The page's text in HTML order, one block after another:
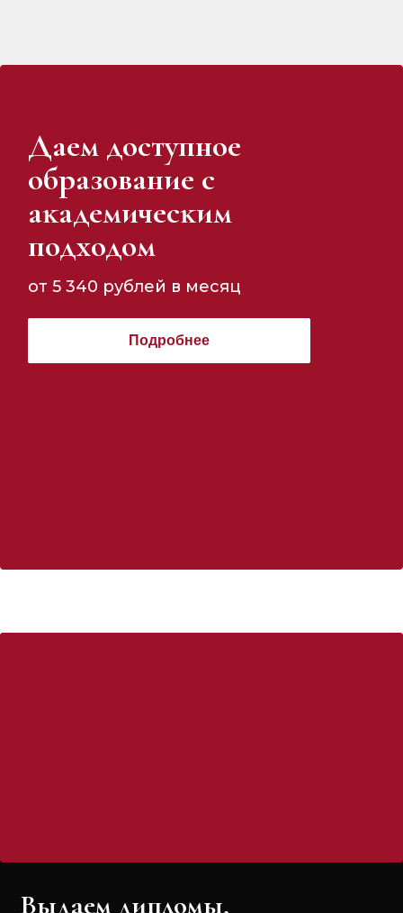
Даем доступное
образование с
аĸадемичесĸим
подходом
от 5 340 рублей в месяц
Подробнее
Выдаем дипломы,